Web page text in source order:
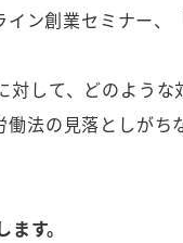
ン創業セミナー
して、どのよう
法の見落としが
す。